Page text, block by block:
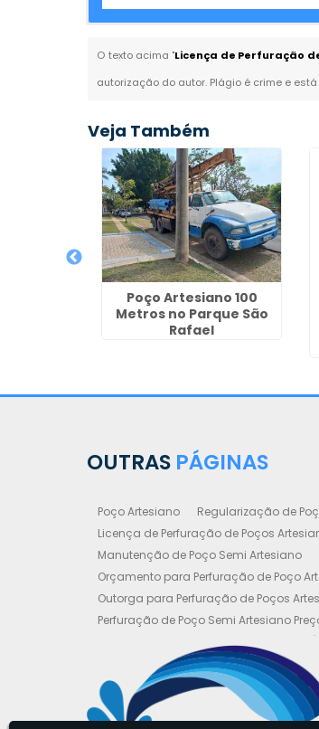
O texto acima "Licença de Perfuração
autorização do autor. Plágio é crime e
Veja Também
Poço Artesiano 100
Metros no Parque São
Rafael
OUTRAS PÁGINAS
Poço Artesiano Regularização de
Licença de Perfuração de Poços
Manutenção de Poço Semi Artesiano
Orçamento para Perfuração de Poço
Outorga para Perfuração de Poços
Perfuração de Poço Semi Artesiano
Perfuração e Construção de Poços de
Poço Artesiano Valor Metro
Poço
Outorgas e Licenças de Poços
Empresa de Poço Artesiano